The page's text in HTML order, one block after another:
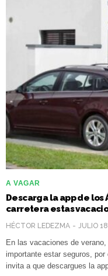
A VAGAR
Descarga la app de los
carretera estas
HÉCTOR LEDEZMA JULIO
En las vacaciones de
importante estar seguros,
invita a que descargues la